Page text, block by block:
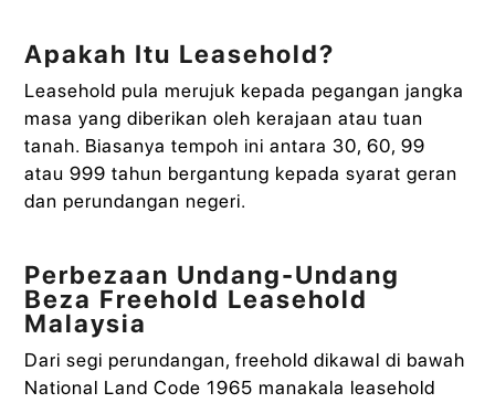
Apakah Itu Leasehold?
Leasehold pula merujuk kepada pegangan jangka
masa yang diberikan oleh kerajaan atau tuan
tanah. Biasanya tempoh ini antara 30, 60, 99
atau 999 tahun bergantung kepada syarat geran
dan perundangan negeri.
Perbezaan Undang-Undang
Beza Freehold Leasehold
Malaysia
Dari segi perundangan, freehold dikawal di bawah
National Land Code 1965 manakala leasehold